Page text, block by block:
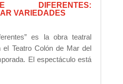
DIFERENTES:
VARIEDADES
es la obra teatral
el Teatro Colón de Mar del
El espectáculo está